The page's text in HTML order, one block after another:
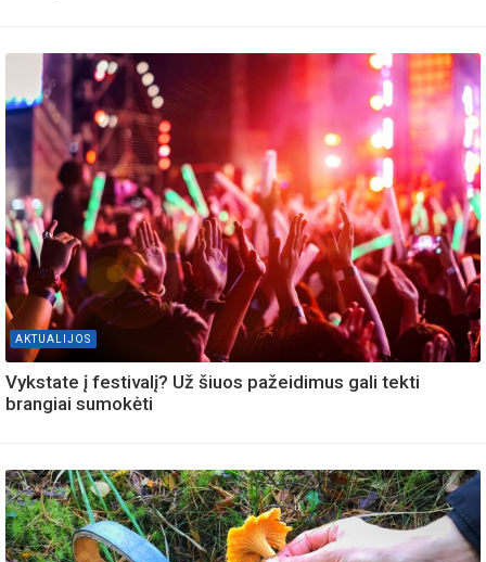
AKTUALIJOS
Vykstate į festivalį? Už šiuos pažeidimus gali tekti
brangiai sumokėti